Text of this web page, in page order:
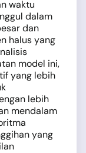
waktu
dalam
dan
halus yang
model ini,
yang lebih
lebih
mendalam
yang